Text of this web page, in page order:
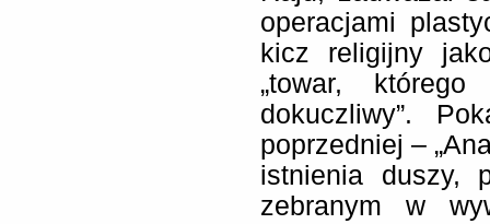
operacjami
kicz religijny
„towar,
dokuczliwy”.
poprzedniej –
istnienia duszy,
zebranym w